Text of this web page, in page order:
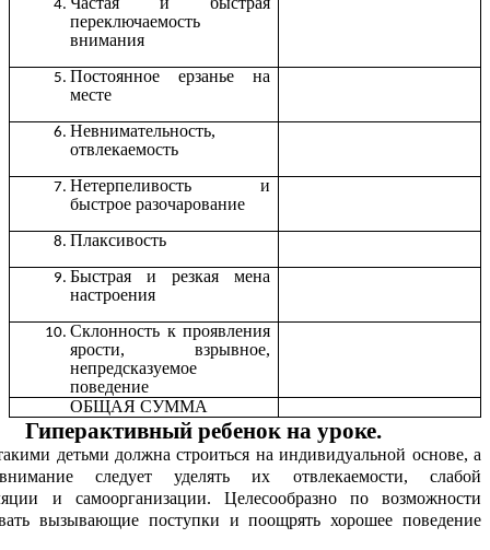
переключаемость
внимания
Постоянное ерзанье на
месте
Невнимательность,
отвлекаемость
Нетерпеливость и
быстрое разочарование
Плаксивость
Быстрая и резкая мена
настроения
Склонность к проявления
ярости, взрывное,
непредсказуемое
поведение
ОБЩАЯ СУММА
Гиперактивный ребенок на уроке.
детьми должна строиться на индивидуальной основе, а
следует уделять их отвлекаемости, слабой
и самоорганизации. Целесообразно по возможности
вызывающие поступки и поощрять хорошее поведение